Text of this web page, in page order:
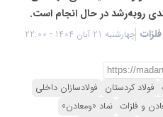
رو‌به‌رشد در حال انجام است.
چهارشنبه 21 آبان 1404 - 22:00
فولاد کردستان فولادسازان داخلی
و فلزات نماد «ومعادن»